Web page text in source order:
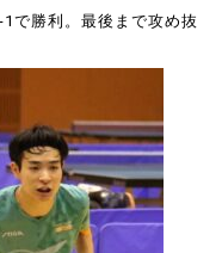
で勝利。最後まで攻め抜